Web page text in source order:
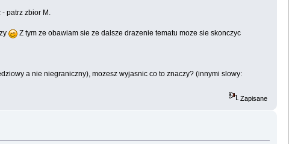
patrz zbior M.
Z tym ze obawiam sie ze dalsze drazenie tematu moze sie skonczyc
a nie niegraniczny), mozesz wyjasnic co to znaczy? (innymi slowy:
Zapisane